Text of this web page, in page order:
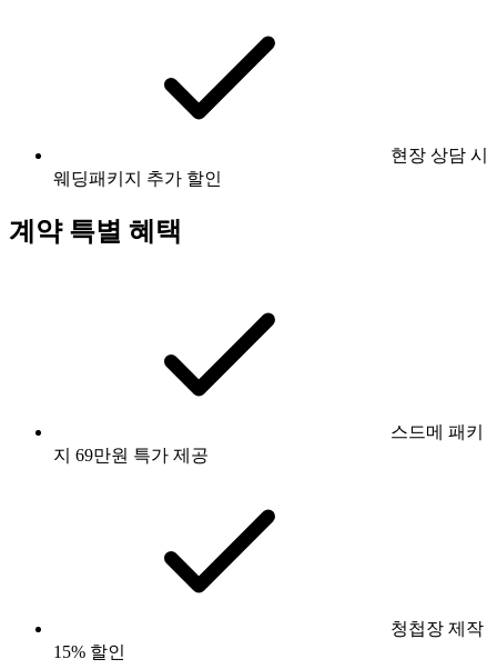
현장 상담 시
웨딩패키지 추가 할인
계약 특별 혜택
스드메 패키
지 69만원 특가 제공
청첩장 제작
15% 할인